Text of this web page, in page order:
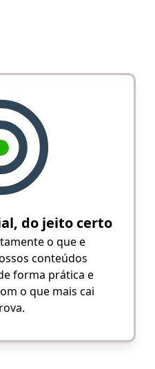
do jeito certo
o que e
conteúdos
forma prática e
o que mais cai